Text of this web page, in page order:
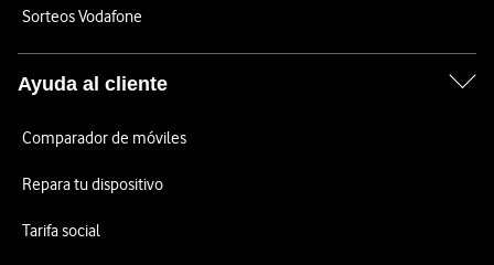
Sorteos Vodafone
Ayuda al cliente
Comparador de móviles
Repara tu dispositivo
Tarifa social